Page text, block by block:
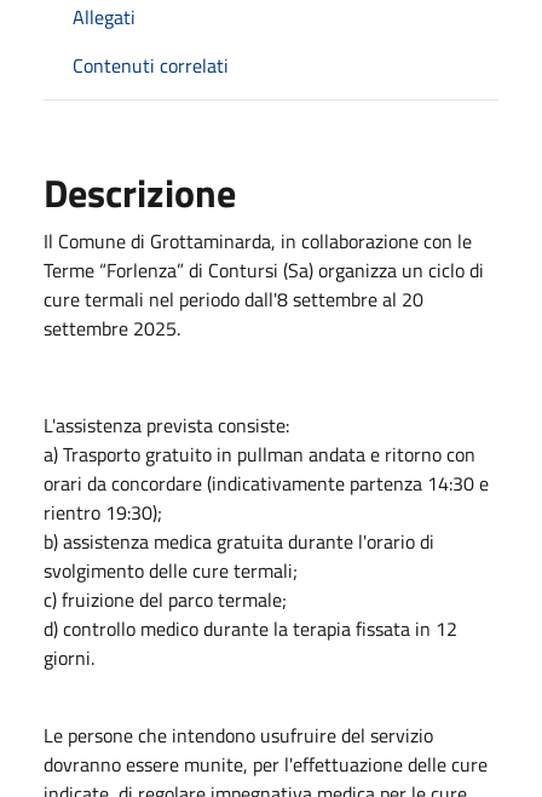
Allegati
Contenuti correlati
Descrizione
Il Comune di Grottaminarda, in collaborazione con le
Terme “Forlenza” di Contursi (Sa) organizza un ciclo di
cure termali nel periodo dall'8 settembre al 20
settembre 2025.
L'assistenza prevista consiste:
a) Trasporto gratuito in pullman andata e ritorno con
orari da concordare (indicativamente partenza 14:30 e
rientro 19:30);
b) assistenza medica gratuita durante l'orario di
svolgimento delle cure termali;
c) fruizione del parco termale;
d) controllo medico durante la terapia fissata in 12
giorni.
Le persone che intendono usufruire del servizio
dovranno essere munite, per l'effettuazione delle cure